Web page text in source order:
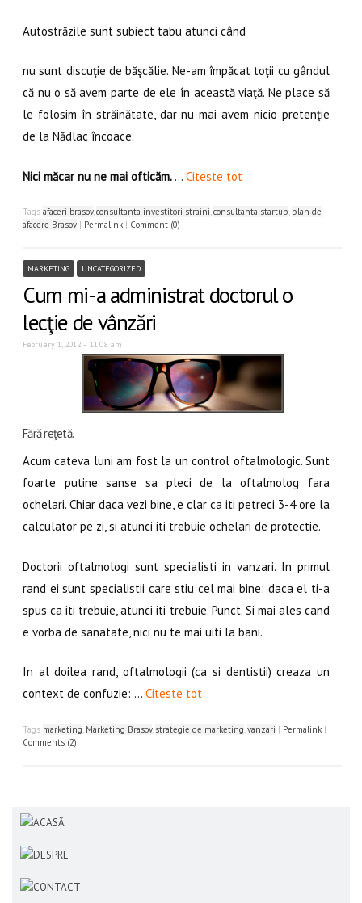
Autostrăzile sunt subiect tabu atunci când
nu sunt discuţie de băşcălie. Ne-am împăcat toţii cu gândul
că nu o să avem parte de ele în această viaţă. Ne place să
le folosim în străinătate, dar nu mai avem nicio pretenţie
de la Nădlac încoace.
Nici măcar nu ne mai ofticăm. … Citeste tot
Tags afaceri brasov,consultanta investitori straini,consultanta startup, plan de
afacere Brasov | Permalink | Comment (0)
MARKETING UNCATEGORIZED
Cum mi-a administrat doctorul o
lecţie de vânzări
February 1, 2012 – 11:08 am
Fără reţetă.
Acum cateva luni am fost la un control oftalmologic. Sunt
foarte putine sanse sa pleci de la oftalmolog fara
ochelari. Chiar daca vezi bine, e clar ca iti petreci 3-4 ore la
calculator pe zi, si atunci iti trebuie ochelari de protectie.
Doctorii oftalmologi sunt specialisti in vanzari. In primul
rand ei sunt specialistii care stiu cel mai bine: daca el ti-a
spus ca iti trebuie, atunci iti trebuie. Punct. Si mai ales cand
e vorba de sanatate, nici nu te mai uiti la bani.
In al doilea rand, oftalmologii (ca si dentistii) creaza un
context de confuzie: … Citeste tot
Tags marketing Marketing Brasov, strategie de marketing vanzari | Permalink |
Comments (2)
ACASĂ
DESPRE
CONTACT